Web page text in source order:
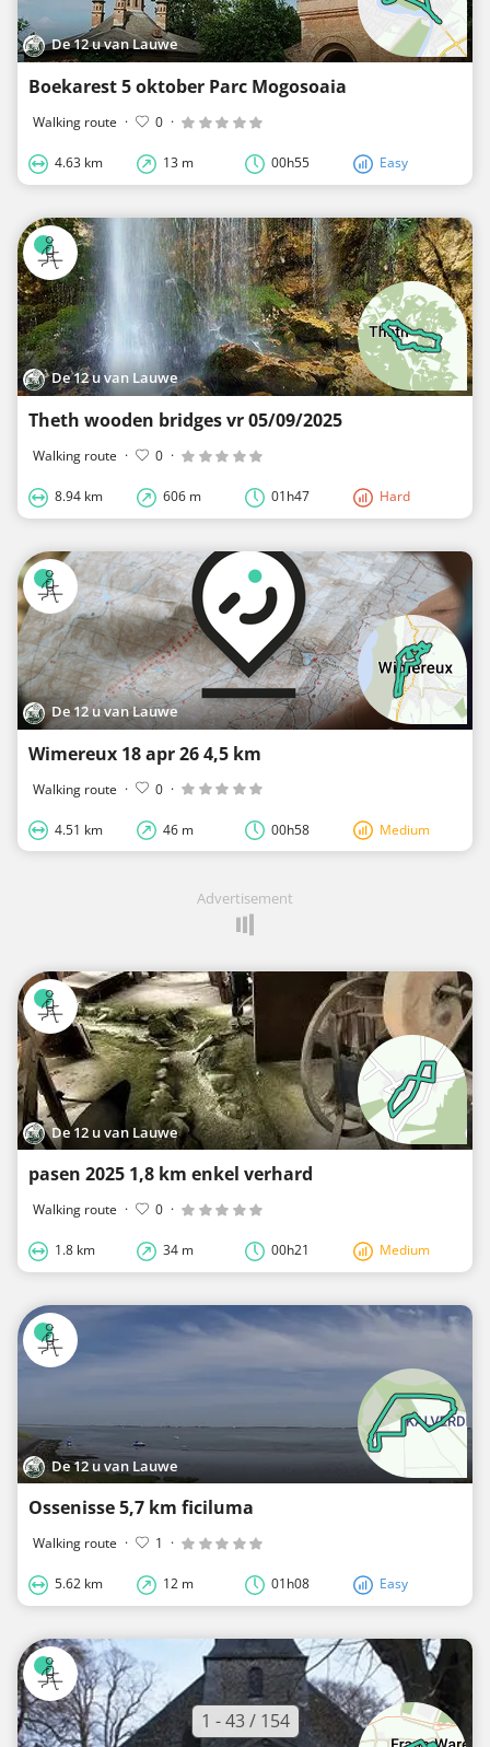
De 12 u van Lauwe
Boekarest 5 oktober Parc Mogosoaia
Walking route · 0 ·
4.63 km 13 m 00h55 Easy
De 12 u van Lauwe
Theth wooden bridges vr 05/09/2025
Walking route · 0 ·
8.94 km 606 m 01h47 Hard
De 12 u van Lauwe
Wimereux 18 apr 26 4,5 km
Walking route · 0 ·
4.51 km 46 m 00h58 Medium
Advertisement
De 12 u van Lauwe
pasen 2025 1,8 km enkel verhard
Walking route · 0 ·
1.8 km 34 m 00h21 Medium
De 12 u van Lauwe
Ossenisse 5,7 km ficiluma
Walking route · 1 ·
5.62 km 12 m 01h08 Easy
1 - 43 / 154